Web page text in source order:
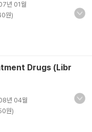
년 01월
원)
Drugs (Libr
년 04월
원)